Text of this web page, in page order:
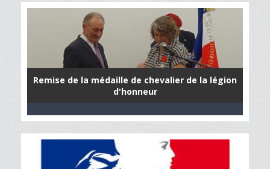
Remise de la médaille de chevalier de la légion
d'honneur